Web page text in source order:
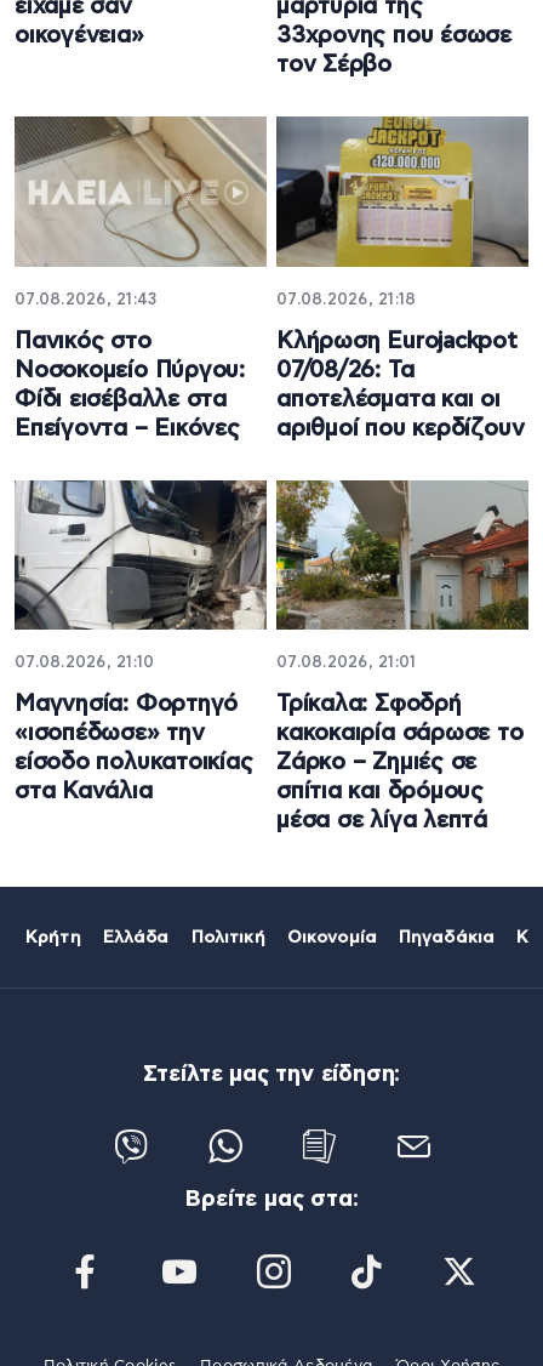
είχαμε σαν
οικογένεια»
μαρτυρία της
33χρονης που έσωσε
τον Σέρβο
07.08.2026, 21:43
Πανικός στο
Νοσοκομείο Πύργου:
Φίδι εισέβαλλε στα
Επείγοντα – Εικόνες
07.08.2026, 21:18
Κλήρωση Eurojackpot
07/08/26: Τα
αποτελέσματα και οι
αριθμοί που κερδίζουν
07.08.2026, 21:10
Μαγνησία: Φορτηγό
«ισοπέδωσε» την
είσοδο πολυκατοικίας
στα Κανάλια
07.08.2026, 21:01
Τρίκαλα: Σφοδρή
κακοκαιρία σάρωσε το
Ζάρκο – Ζημιές σε
σπίτια και δρόμους
μέσα σε λίγα λεπτά
Κρήτη Ελλάδα Πολιτική Οικονομία Πηγαδάκια
Στείλτε μας την είδηση:
Βρείτε μας στα: